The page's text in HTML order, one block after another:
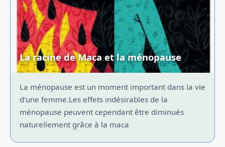
La racine de Maca et la ménopause
La ménopause est un moment important dans la vie
d'une femme.Les effets indésirables de la
ménopause peuvent cependant être diminués
naturellement grâce à la maca